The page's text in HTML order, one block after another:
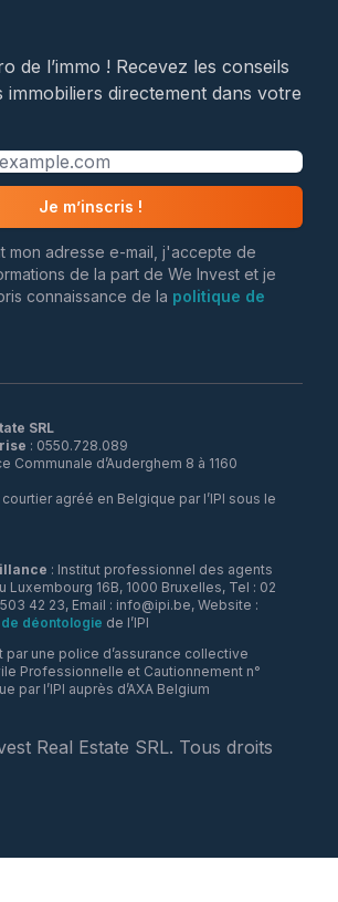
de l’immo ! Recevez les conseils
immobiliers directement dans votre
Je m’inscris !
mon adresse e-mail, j'accepte de
de la part de We Invest et je
connaissance de la politique de
SRL
Communale d’Auderghem 8 à 1160
agréé en Belgique par l’IPI sous le
: Institut professionnel des agents
Luxembourg 16B, 1000 Bruxelles, Tel : 02
42 23, Email : info@ipi.be, Website :
déontologie de l’IPI
par une police d’assurance collective
Professionnelle et Cautionnement n°
par l’IPI auprès d’AXA Belgium
Real Estate SRL. Tous droits